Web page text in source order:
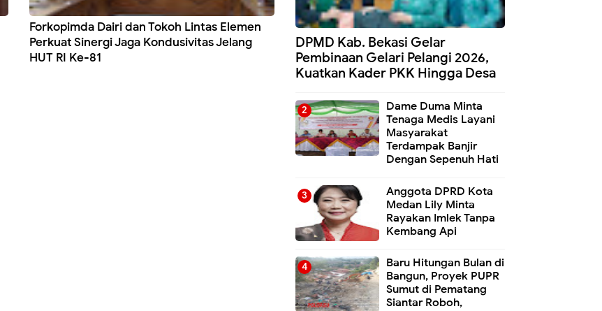
Forkopimda Dairi dan Tokoh Lintas Elemen
Perkuat Sinergi Jaga Kondusivitas Jelang
HUT RI Ke-81
DPMD Kab. Bekasi Gelar
Pembinaan Gelari Pelangi 2026,
Kuatkan Kader PKK Hingga Desa
Dame Duma Minta
Tenaga Medis Layani
Masyarakat
Terdampak Banjir
Dengan Sepenuh Hati
Anggota DPRD Kota
Medan Lily Minta
Rayakan Imlek Tanpa
Kembang Api
Baru Hitungan Bulan di
Bangun, Proyek PUPR
Sumut di Pematang
Siantar Roboh,